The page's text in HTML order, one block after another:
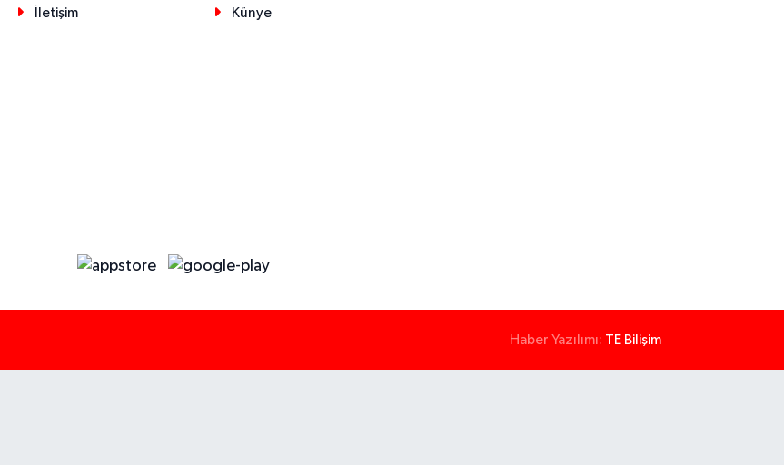
İletişim
Künye
Haber Yazılımı: TE Bilişim